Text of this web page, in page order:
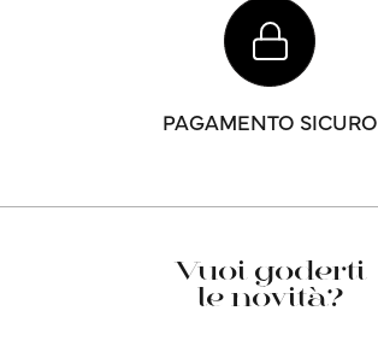
PAGAMENTO SICURO
Vuoi goderti
le novità?